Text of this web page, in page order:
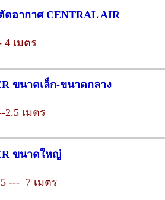
อากาศ CENTRAL AIR
4 เมตร
ขนาดเล็ก-ขนาดกลาง
2.5 เมตร
ขนาดใหญ่
--- 7 เมตร